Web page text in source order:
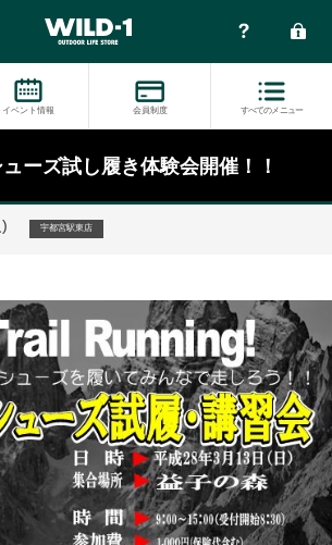
イベント情報 会員制度 すべてのメニュー
ーズ試し履き体験会開催！！
宇都宮駅東店